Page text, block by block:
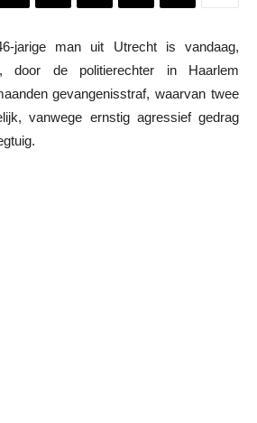
jarige man uit Utrecht is vandaag,
door de politierechter in Haarlem
gevangenisstraf, waarvan twee
vanwege ernstig agressief gedrag